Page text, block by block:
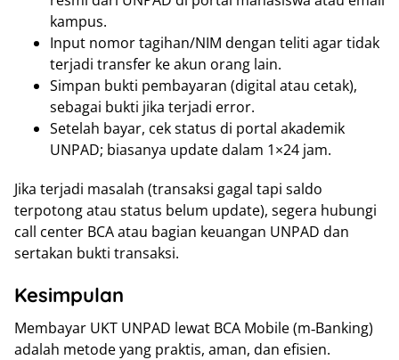
kampus.
Input nomor tagihan/NIM dengan teliti agar tidak
terjadi transfer ke akun orang lain.
Simpan bukti pembayaran (digital atau cetak),
sebagai bukti jika terjadi error.
Setelah bayar, cek status di portal akademik
UNPAD; biasanya update dalam 1×24 jam.
Jika terjadi masalah (transaksi gagal tapi saldo
terpotong atau status belum update), segera hubungi
call center BCA atau bagian keuangan UNPAD dan
sertakan bukti transaksi.
Kesimpulan
Membayar UKT UNPAD lewat BCA Mobile (m‑Banking)
adalah metode yang praktis, aman, dan efisien.